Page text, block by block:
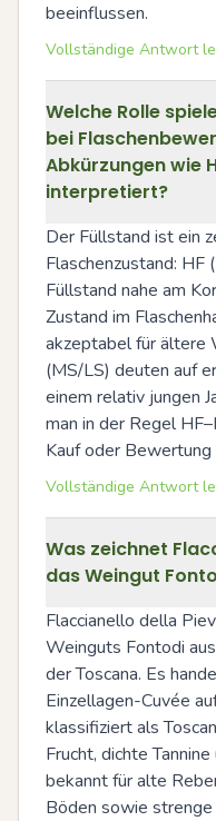
beeinflussen.
Vollständige Antwort
Welche Rolle
bei
Abkürzungen wie
interpretiert?
Der Füllstand ist ein
Flaschenzustand:
Füllstand nahe am
Zustand im
akzeptabel für ältere
(MS/LS) deuten auf
einem relativ jungen
man in der Regel
Kauf oder
Vollständige Antwort
Was zeichnet
das Weingut
Flaccianello della
Weinguts Fontodi
der Toscana. Es
Einzellagen-Cuvée
klassifiziert als
Frucht, dichte
bekannt für alte
Böden sowie